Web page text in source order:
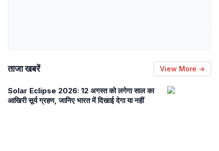
ताजा खबरें View More →
Solar Eclipse 2026: 12 अगस्त को लगेगा साल का
आखिरी सूर्य ग्रहण, जानिए भारत में दिखाई देगा या नहीं